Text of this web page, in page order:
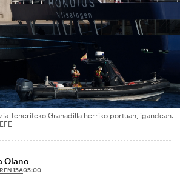
Tenerifeko Granadilla herriko portuan, igandean.
Olano
15A05:00